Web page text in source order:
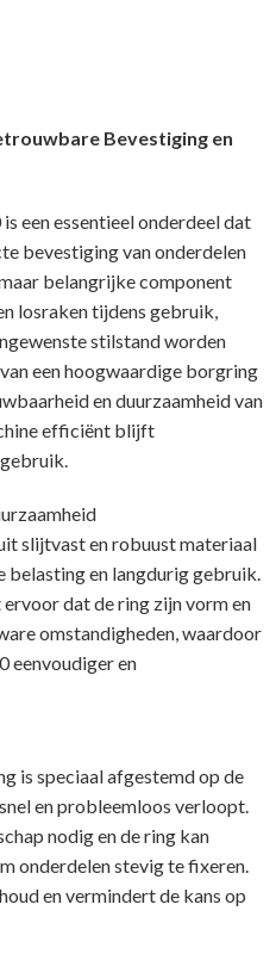
Bevestiging en
een essentieel onderdeel dat
bevestiging van onderdelen
belangrijke component
losraken tijdens gebruik,
stilstand worden
een hoogwaardige borgring
en duurzaamheid van
efficiënt blijft
slijtvast en robuust materiaal
belasting en langdurig gebruik.
dat de ring zijn vorm en
omstandigheden, waardoor
eenvoudiger en
is speciaal afgestemd op de
en probleemloos verloopt.
nodig en de ring kan
onderdelen stevig te fixeren.
en vermindert de kans op